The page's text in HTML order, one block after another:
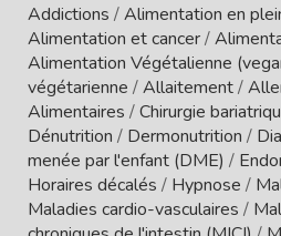
Addictions /Alimentation en
Alimentation et cancer/
Alimentation Végétalienne
végétarienne /Allaitement/
Alimentaires /Chirurgie
Dénutrition / Dermonutrition /
menée par l'enfant (DME) /
Horaires décalés / Hypnose /
Maladies cardio-vasculaires /